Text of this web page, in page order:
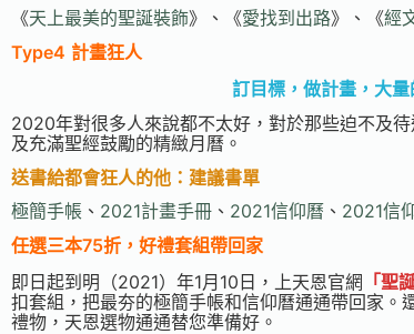
《天上最美的聖誕裝飾》、《愛找到出路》、《經
Type4 計畫狂人
訂目標，做計畫，大量
2020年對很多人來說都不太好，對於那些迫不及
及充滿聖經鼓勵的精緻月曆。
送書給都會狂人的他：建議書單
極簡手帳 、 2021計畫手冊 、 2021信仰曆 、 2021信
任選三本75折，好禮套組帶回家
即日起到明（2021）年1月10日，上天恩官網 「聖
扣套組，把最夯的極簡手帳和信仰曆通通帶回家。
禮物，天恩選物通通替您準備好。